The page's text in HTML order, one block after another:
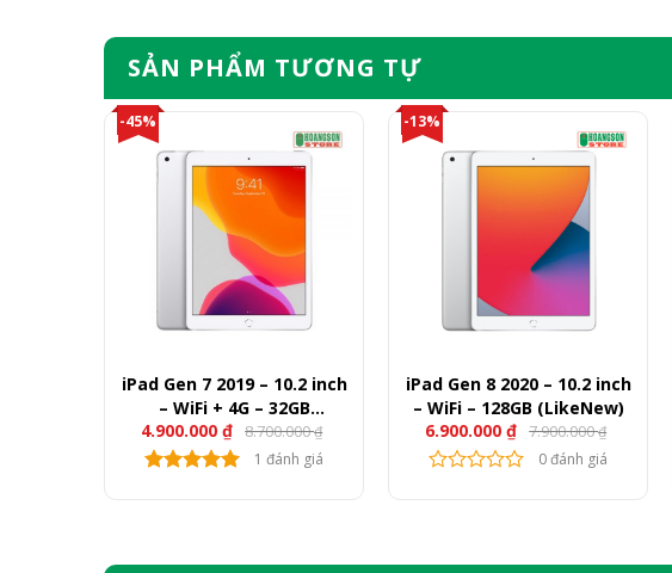
SẢN PHẨM TƯƠNG TỰ
-45%
iPad Gen 7 2019 – 10.2 inch
– WiFi + 4G – 32GB
(LikeNew)
4.900.000₫ 8.700.000₫
1 đánh giá
-13%
iPad Gen 8 2020 – 10.2 inch
– WiFi – 128GB (LikeNew)
7.900.000₫
Giá
gốc
là:
6.900.000₫ Giá
hiện
tại 0 đánh giá